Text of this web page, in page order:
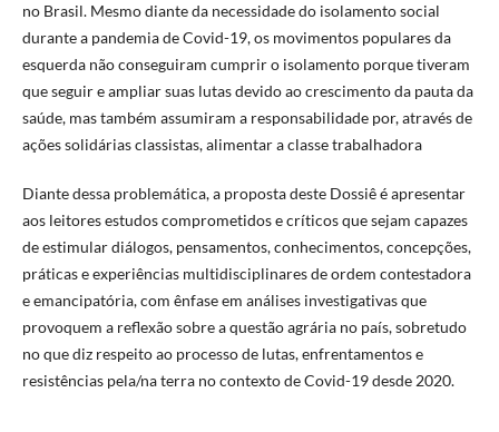
no Brasil. Mesmo diante da necessidade do isolamento social
durante a pandemia de Covid-19, os movimentos populares da
esquerda não conseguiram cumprir o isolamento porque tiveram
que seguir e ampliar suas lutas devido ao crescimento da pauta da
saúde, mas também assumiram a responsabilidade por, através de
ações solidárias classistas, alimentar a classe trabalhadora
Diante dessa problemática, a proposta deste Dossiê é apresentar
aos leitores estudos comprometidos e críticos que sejam capazes
de estimular diálogos, pensamentos, conhecimentos, concepções,
práticas e experiências multidisciplinares de ordem contestadora
e emancipatória, com ênfase em análises investigativas que
provoquem a reflexão sobre a questão agrária no país, sobretudo
no que diz respeito ao processo de lutas, enfrentamentos e
resistências pela/na terra no contexto de Covid-19 desde 2020.